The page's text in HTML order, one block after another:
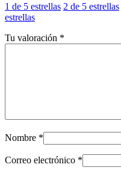
1 de 5 estrellas 2 de 5 estrellas
estrellas
Tu valoración *
Nombre *
Correo electrónico *